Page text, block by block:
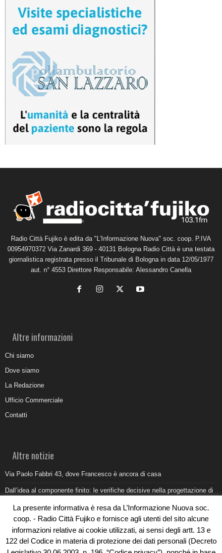
Radio Città Fujiko è edita da "L'Informazione Nuova" soc. coop. P.IVA
00954970372 Via Zanardi 369 - 40131 Bologna Radio Città è una testata
giornalistica registrata presso il Tribunale di Bologna in data 12/05/1977
aut. n° 4553 Direttore Responsabile: Alessandro Canella
Altre informazioni
Chi siamo
Dove siamo
La Redazione
Ufficio Commerciale
Contatti
Altre notizie
Via Paolo Fabbri 43, dove Francesco è ancora di casa
Dall’idea al componente finito: le verifiche decisive nella progettazione di
Belvedere Marittimo e il report ARPACAL 2026 sulla qualità del mare
Come organizzare e allestire una camera ardente per l’ultimo saluto
Umidità di risalita in casa, come riconoscere i segnali veri
La presente informativa è resa da L’Informazione Nuova soc.
coop. - Radio Città Fujiko e fornisce agli utenti del sito alcune
informazioni relative ai cookie utilizzati, ai sensi degli artt. 13 e
122 del Codice in materia di protezione dei dati personali (Decreto